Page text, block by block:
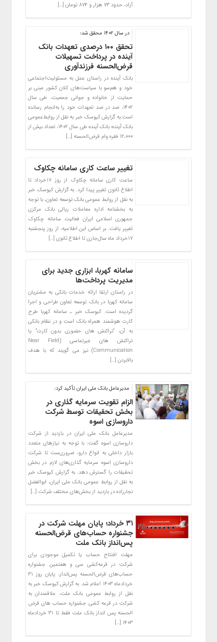
آزاد، حدود ۷۳ هزار و ۸۷۴ تومان […]
در سال 1402 محقق شد؛
تحقق ۱۰۰ درصدی تعهدات بانک
آینده در پرداخت تسهیلات
قرض‌الحسنه فرزندآوری
بانک آینده در راستای عمل به مسئولیت‌اجتماعی
خود و هم‌سو با سیاست‌های کلان کشور مبنی بر
حمایت از خانواده و جوانی جمعیت، طی سال
۱۴۰۲، صد در صد تعهدات خود را به‌انجام رسانده
است.به گزارش کیوسک خبر به نقل از روابط‌عمومی
بانک آینده؛ بانک آینده طی سال ۱۴۰۲، تعداد بیش از
۱۲،۰۰۰ فقره وام قرض‌الحسنه […]
تغییر ساعت کاری سامانه چکاوک
ساعت کاری سامانه چکاوک از روز ۱۷خرداد تا
اطلاع ثانوی تغییر پیدا کرد. به گزارش کیوسک خبر
به نقل از روابط عمومی بانک توسعه تعاون، با توجه
به بخشنامه اداره معاملات ریالی بانک مرکزی
جمهوری اسلامی ایران فعالیت سامانه چکاوک
تغییر یافت. بر اساس این اطلاعیه، از روز پنجشنبه
۱۷خرداد ماه سال‌جاری تا اطلاع ثانوی […]
سامانه‌ کهربا، ابزاری جدید برای
مدیریت پرداخت‌ها
در راستای ارتقا ارائه خدمات بانکی به مشتریان
سامانه کهربا در بانک توسعه تعاون طراحی و اجرا
گردیده است. کیوسک خبر ـ سامانه کهربا طرح
کارت هوشمند همراه بانک است و در نظام بانکی
به آن، “تراکنش ‎های حضوری بدون کارت” یا
تراکنش های غیرتماسی (Near Field
Communication) نیز می گویند که با هدف
بالابردن […]
مدیرعامل بانک ملی ایران تأکید کرد:
الزام تقویت سرمایه گذاری در
بخش تحقیقات توسط شرکت
داروسازی اسوه
مدیرعامل بانک ملی ایران در بازدید از شرکت
داروسازی اسوه گفت: با توجه به نیازهای متعدد
بازار داخلی به انواع دارو، ضروری‌ست تا شرکت
داروسازی اسوه سرمایه گذاری‌های لازم در بخش
تحقیقات را گسترش دهد. به گزارش کیوسک خبر
به نقل از روابط عمومی بانک ملی ایران، ابوالفضل
نجارزاده در بازدید از بخش‌های مختلف شرکت […]
۳۱ خرداد؛ پایان مهلت شرکت در
جشنواره حساب‌های قرض‌الحسنه
پس‌انداز بانک ملت
مهلت افتتاح حساب یا تکمیل موجودی برای
شرکت در قرعه‌کشی سی و هفتمین جشنواره
حساب‌های قرض‌الحسنه پس‌انداز، پایان روز ۳۱
خردادماه ۱۴۰۳ اعلام شد. به گزارش کیوسک خبر به
نقل از روابط عمومی بانک ملت، علاقمندان به
شرکت در قرعه کشی جشنواره حساب های قرض
الحسنه پس انداز بانک ملت فقط تا ۳۱ خردادماه
۱۴۰۳ […]